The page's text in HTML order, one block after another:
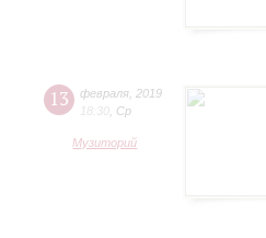
13 февраля 2019
18:30 Ср
Музиторий